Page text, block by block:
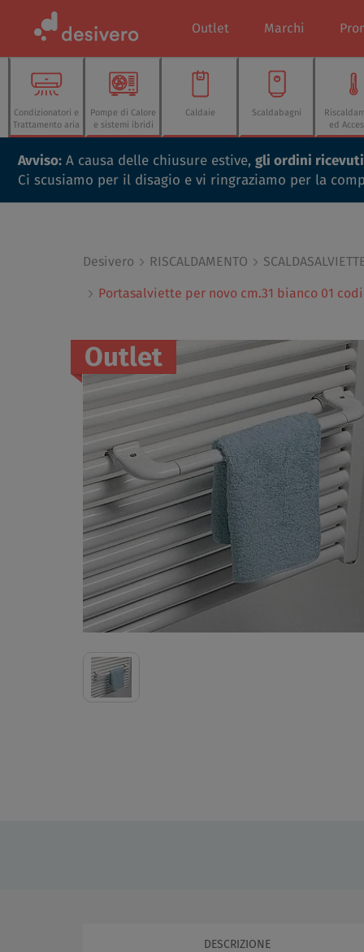
Outlet Marchi
Condizionatori e
Trattamento aria
Pompe di Calore
e sistemi ibridi
Caldaie Scaldabagni
ed
Avviso: A causa delle chiusure estive, gli ordini
Ci scusiamo per il disagio e vi ringraziamo per la
Desivero RISCALDAMENTO
Portasalviette per novo cm.31 bianco 01
Outlet
DESCRIZIONE